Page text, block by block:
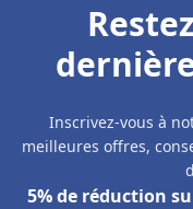
Inscrivez-vous à
meilleures offres,
5% de réduction